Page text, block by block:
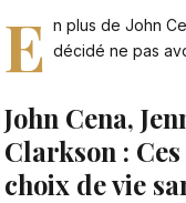
E n plus de John
décidé ne pas
John Cena,
Clarkson :
choix de vie